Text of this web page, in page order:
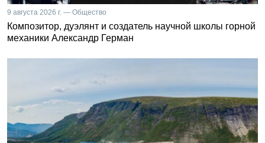
9 августа 2026 г. — Общество
Композитор, дуэлянт и создатель научной школы горной
механики Александр Герман